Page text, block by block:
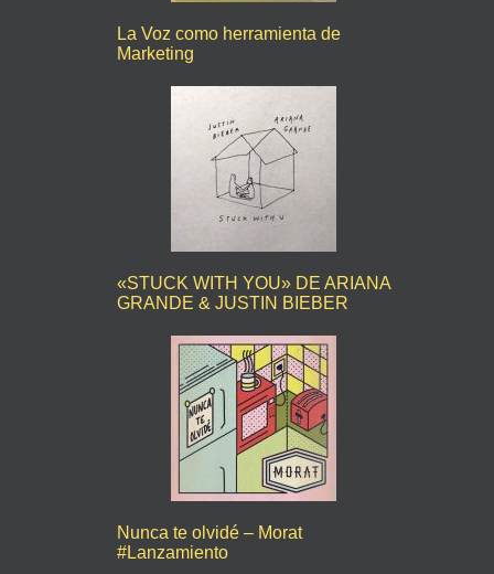
La Voz como herramienta de
Marketing
«STUCK WITH YOU» DE ARIANA
GRANDE & JUSTIN BIEBER
Nunca te olvidé – Morat
#Lanzamiento